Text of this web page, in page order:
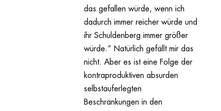
das gefallen würde, wenn ich
dadurch immer reicher würde und
ihr Schuldenberg immer größer
würde.“ Natürlich gefällt mir das
nicht. Aber es ist eine Folge der
kontraproduktiven absurden
selbstauferlegten
Beschränkungen in den